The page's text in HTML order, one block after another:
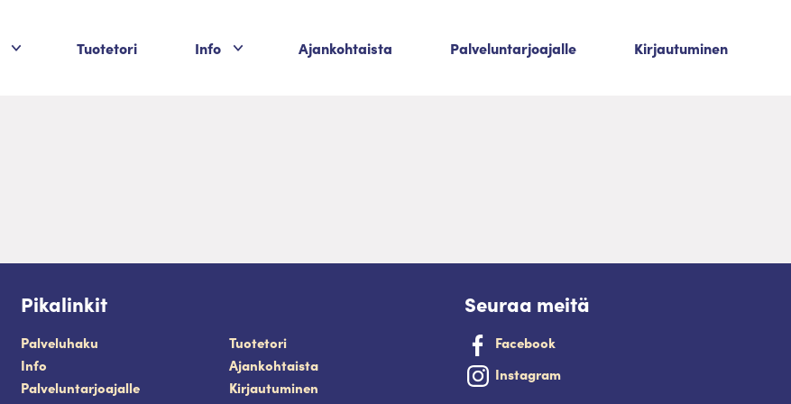
Palvelukategoriat
Tuotetori Info Palvelukategoriat
Ajankohtaista Palveluntarjoajalle Kirjautuminen
Pikalinkit
Palveluhaku
Tuotetori
Info
Ajankohtaista
Palveluntarjoajalle
Kirjautuminen
Seuraa meitä
Facebook
Instagram